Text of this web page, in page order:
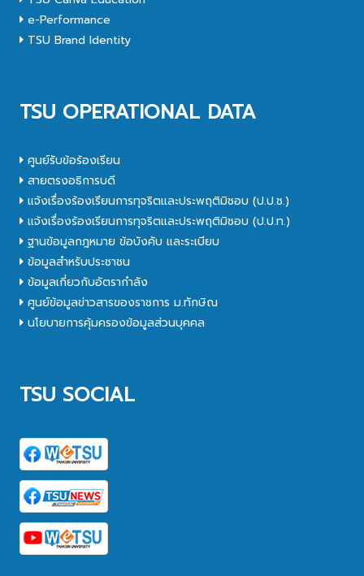
e-Performance
TSU Brand Identity
TSU OPERATIONAL DATA
ศูนย์รับข้อร้องเรียน
สายตรงอธิการบดี
แจ้งเรื่องร้องเรียนการทุจริตและประพฤติมิชอบ (ป.ป.ช.)
แจ้งเรื่องร้องเรียนการทุจริตและประพฤติมิชอบ (ป.ป.ท.)
ฐานข้อมูลกฎหมาย ข้อบังคับ และระเบียบ
ข้อมูลสำหรับประชาชน
ข้อมูลเกี่ยวกับอัตรากำลัง
ศูนย์ข้อมูลข่าวสารของราชการ ม.ทักษิณ
นโยบายการคุ้มครองข้อมูลส่วนบุคคล
TSU SOCIAL